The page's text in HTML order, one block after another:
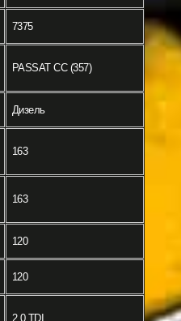
7375
PASSAT CC (357)
Дизель
163
163
120
120
2.0 TDI